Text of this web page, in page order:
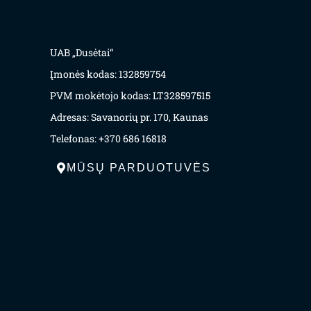
UAB „Dusėtai“
Įmonės kodas: 132859754
PVM mokėtojo kodas: LT328597515
Adresas: Savanorių pr. 170, Kaunas
Telefonas: +370 686 16818
MŪSŲ PARDUOTUVĖS